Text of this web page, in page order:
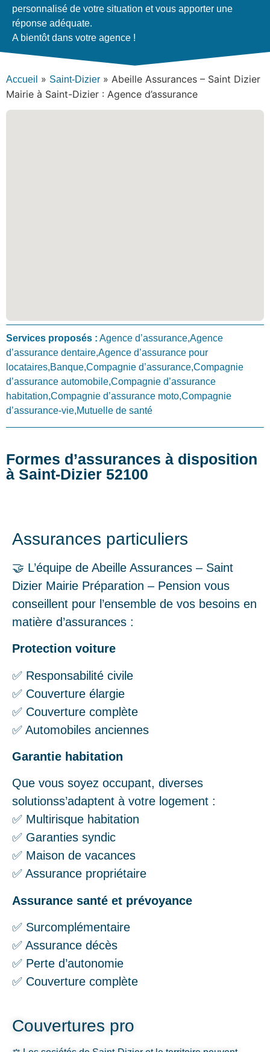
personnalisé de votre situation et vous apporter une
réponse adéquate.
A bientôt dans votre agence !
Accueil » Saint-Dizier » Abeille Assurances – Saint Dizier
Mairie à Saint-Dizier : Agence d’assurance
Services proposés : Agence d’assurance,Agence
d’assurance dentaire,Agence d’assurance pour
locataires,Banque,Compagnie d’assurance,Compagnie
d’assurance automobile,Compagnie d’assurance
habitation,Compagnie d’assurance moto,Compagnie
d’assurance-vie,Mutuelle de santé
Formes d’assurances à disposition
à Saint-Dizier 52100
Assurances particuliers
🤝 L’équipe de Abeille Assurances – Saint
Dizier Mairie Préparation – Pension vous
conseillent pour l’ensemble de vos besoins en
matière d’assurances :
Protection voiture
✅ Responsabilité civile
✅ Couverture élargie
✅ Couverture complète
✅ Automobiles anciennes
Garantie habitation
Que vous soyez occupant, diverses
solutionss’adaptent à votre logement :
✅ Multirisque habitation
✅ Garanties syndic
✅ Maison de vacances
✅ Assurance propriétaire
Assurance santé et prévoyance
✅ Surcomplémentaire
✅ Assurance décès
✅ Perte d’autonomie
✅ Couverture complète
Couvertures pro